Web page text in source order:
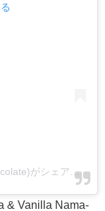
SATURDAYSCHOCOLATE(@saturdayschocolate)がシェアした投稿
& Vanilla Nama-